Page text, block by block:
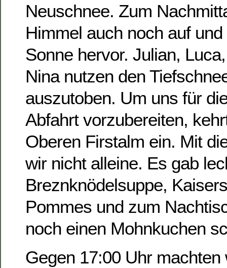
Neuschnee. Zum
Himmel auch noch auf
Sonne hervor. Julian,
Nina nutzen den
auszutoben. Um uns für die
Abfahrt vorzubereiten,
Oberen Firstalm ein. Mit
wir nicht alleine. Es gab
Breznknödelsuppe,
Pommes und zum
noch einen Mohnkuchen
Gegen 17:00 Uhr